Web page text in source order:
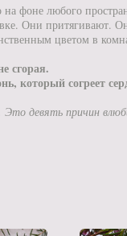
фоне любого
Они притягивают.
цветом в
сгорая.
который согреет
девять причин